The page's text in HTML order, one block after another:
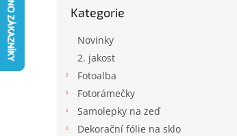
kategorie
Kategorie
Novinky
2. jakost
Fotoalba
Fotorámečky
Samolepky na zeď
Dekorační fólie na sklo